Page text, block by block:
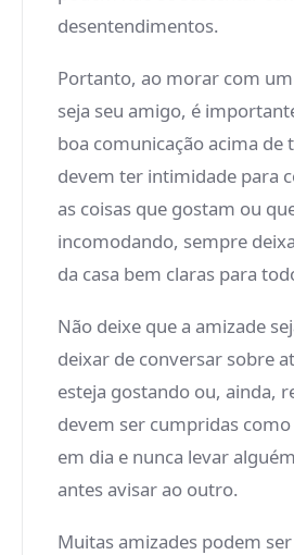
desentendimentos.
Portanto, ao morar com
seja seu amigo, é
boa comunicação acima de
devem ter intimidade para
as coisas que gostam ou
incomodando, sempre
da casa bem claras para
Não deixe que a amizade
deixar de conversar sobre
esteja gostando ou, ainda,
devem ser cumpridas
em dia e nunca levar
antes avisar ao outro.
Muitas amizades podem